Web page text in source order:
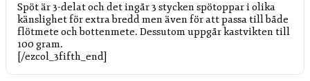
Spöt är 3-delat och det ingår 3 stycken spötoppar i olika
känslighet för extra bredd men även för att passa till både
flötmete och bottenmete. Dessutom uppgår kastvikten till
100 gram.
[/ezcol_3fifth_end]